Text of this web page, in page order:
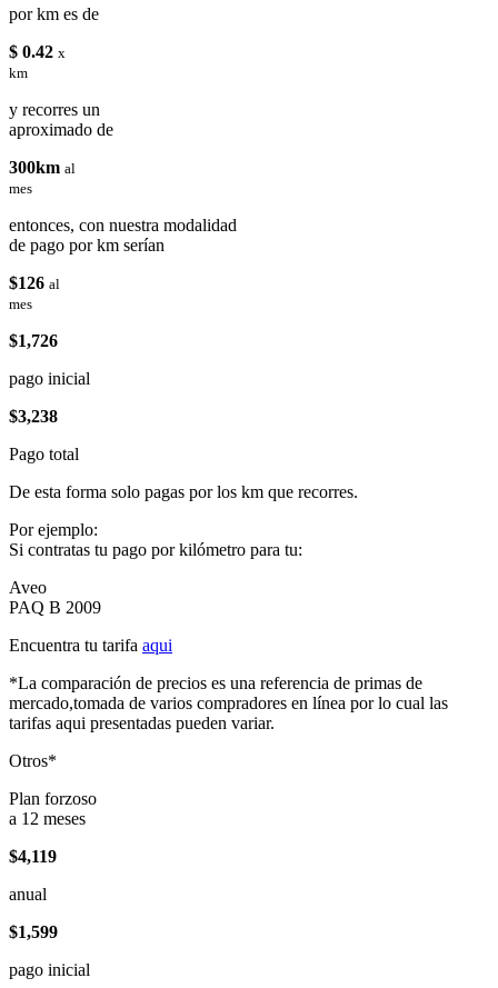
por km es de
$ 0.42 x
km
y recorres un
aproximado de
300km al
mes
entonces, con nuestra modalidad
de pago por km serían
$126 al
mes
$1,726
pago inicial
$3,238
Pago total
De esta forma solo pagas por los km que recorres.
Por ejemplo:
Si contratas tu pago por kilómetro para tu:
Aveo
PAQ B 2009
Encuentra tu tarifa aqui
*La comparación de precios es una referencia de primas de
mercado,tomada de varios compradores en línea por lo cual las
tarifas aqui presentadas pueden variar.
Otros*
Plan forzoso
a 12 meses
$4,119
anual
$1,599
pago inicial